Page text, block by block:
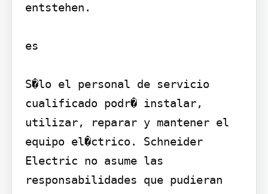
entstehen.
es
S�lo el personal de servicio
cualificado podr� instalar,
utilizar, reparar y mantener el
equipo el�ctrico. Schneider
Electric no asume las
responsabilidades que pudieran